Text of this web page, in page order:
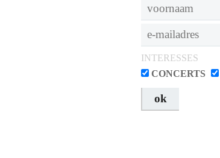
INTERESSES
CONCERTS